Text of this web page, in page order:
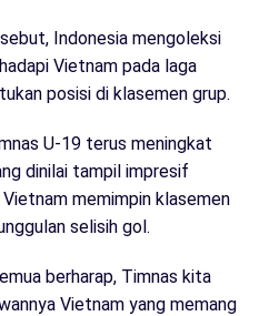
Indonesia mengoleksi
Vietnam pada laga
posisi di klasemen grup.
U-19 terus meningkat
dinilai tampil impresif
memimpin klasemen
selisih gol.
berharap, Timnas kita
Vietnam yang memang